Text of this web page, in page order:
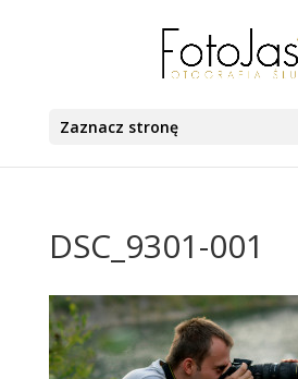
Zaznacz stronę
DSC_9301-001